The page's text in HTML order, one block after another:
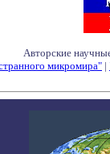
Авторские
микромира" |